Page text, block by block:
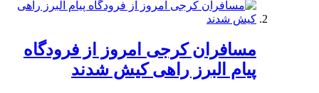
مسافران کرجی امروز از فرودگاه
پیام البرز راهی کیش شدند